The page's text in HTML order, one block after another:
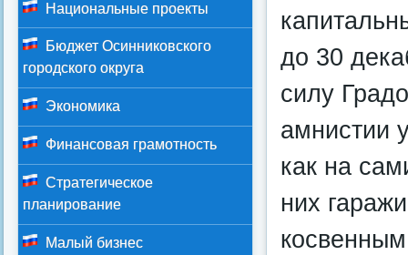
до 30
силу
амнистии
как на
них
Национальные проекты
Бюджет Осинниковского
городского округа
Экономика
Финансовая грамотность
Стратегическое
планирование
Малый бизнес